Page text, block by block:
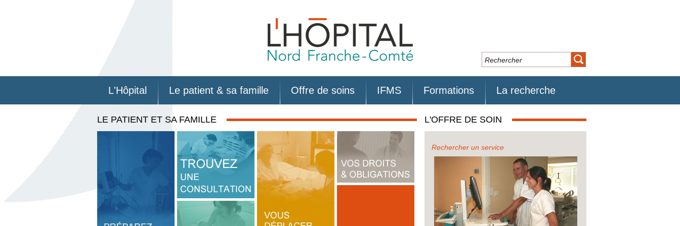
L'Hôpital Le patient & sa famille Offre de soins IFMS Formations La recherche
LE PATIENT ET SA FAMILLE L'OFFRE DE SOIN
Rechercher un service